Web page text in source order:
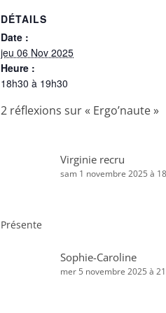
DÉTAILS
Date :
jeu 06 Nov 2025
Heure :
18h30 à 19h30
2 réflexions sur « Ergo’naute»
Virginie recru
sam 1 novembre 2025 à
Présente
Sophie-Caroline
mer 5 novembre 2025 à